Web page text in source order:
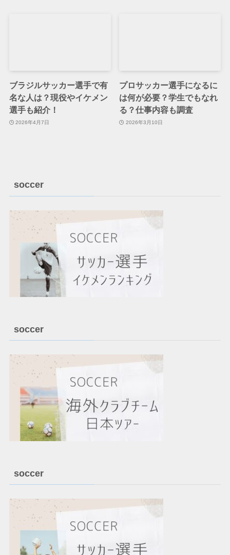
ブラジルサッカー選手で有
名な人は？現役やイケメン
選手も紹介！
2026年4月7日
プロサッカー選手になるに
は何が必要？学生でもなれ
る？仕事内容も調査
2026年3月10日
soccer
soccer
soccer